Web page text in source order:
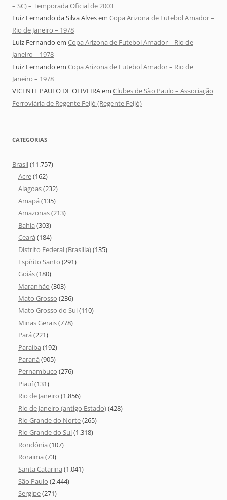
– SC) – Temporada Oficial de 2003
Luiz Fernando da Silva Alvesem Copa Arizona de Futebol Amador –
Rio de Janeiro – 1978
Luiz Fernando em Copa Arizona de Futebol Amador – Rio de
Janeiro – 1978
Luiz Fernando em Copa Arizona de Futebol Amador – Rio de
Janeiro – 1978
VICENTE PAULO DE OLIVEIRAem Clubes de São Paulo – Associação
Ferroviária de Regente Feijó (Regente Feijó)
CATEGORIAS
Brasil(11.757)
Acre(162)
Alagoas(232)
Amapá (135)
Amazonas(213)
Bahia (303)
Ceará (184)
Distrito Federal (Brasília)(135)
Espírito Santo (291)
Goiás(180)
Maranhão (303)
Mato Grosso (236)
Mato Grosso do Sul(110)
Minas Gerais(778)
Pará (221)
Paraíba (192)
Paraná (905)
Pernambuco (276)
Piauí(131)
Rio de Janeiro (1.856)
Rio de Janeiro (antigo Estado)(428)
Rio Grande do Norte(265)
Rio Grande do Sul(1.318)
Rondônia (107)
Roraima (73)
Santa Catarina (1.041)
São Paulo (2.444)
Sergipe(271)